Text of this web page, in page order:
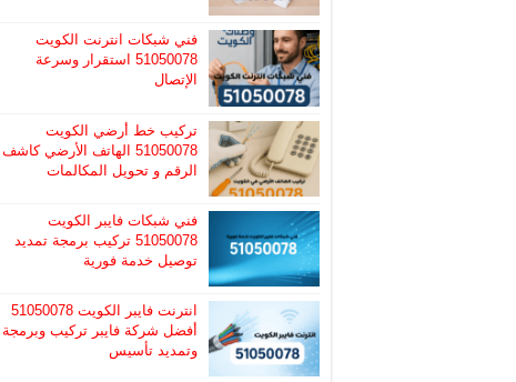
فني شبكات انترنت الكويت
51050078 استقرار وسرعة
الإتصال
تركيب خط أرضي الكويت
51050078 الهاتف الأرضي كاشف
الرقم و تحويل المكالمات
فني شبكات فايبر الكويت
51050078 تركيب برمجة تمديد
توصيل خدمة فورية
انترنت فايبر الكويت 51050078
أفضل شركة فايبر تركيب وبرمجة
وتمديد تأسيس